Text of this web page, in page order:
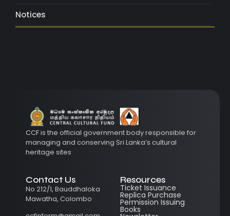
Notices
CCF is the official government body responsible for
managing and conserving Sri Lanka’s cultural
heritage sites
Contact Us
No 212/1, Bauddhaloka
Mawatha, Colombo
Resources
Ticket Issuance
Replica Purchase
Permission Issuing
Books